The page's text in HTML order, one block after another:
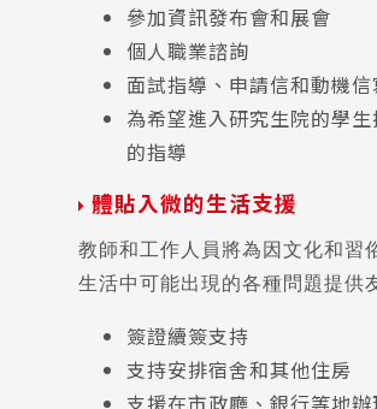
參加資訊發布會和展會
個人職業諮詢
面試指導、申請信和動機
為希望進入研究生院的學
的指導
體貼入微的生活支援
教師和工作人員將為因文化和習
生活中可能出現的各種問題提供
簽證續簽支持
支持安排宿舍和其他住房
支援在市政廳、銀行等地